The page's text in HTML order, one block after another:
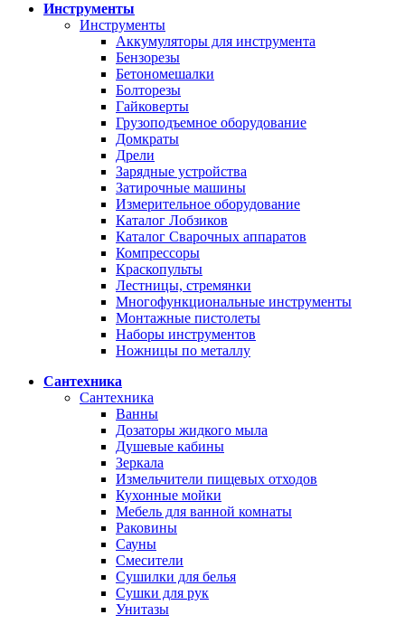
Инструменты
Инструменты
Аккумуляторы для инструмента
Бензорезы
Бетономешалки
Болторезы
Гайковерты
Грузоподъемное оборудование
Домкраты
Дрели
Зарядные устройства
Затирочные машины
Измерительное оборудование
Каталог Лобзиков
Каталог Сварочных аппаратов
Компрессоры
Краскопульты
Лестницы, стремянки
Многофункциональные инструменты
Монтажные пистолеты
Наборы инструментов
Ножницы по металлу
Сантехника
Сантехника
Ванны
Дозаторы жидкого мыла
Душевые кабины
Зеркала
Измельчители пищевых отходов
Кухонные мойки
Мебель для ванной комнаты
Раковины
Сауны
Смесители
Сушилки для белья
Сушки для рук
Унитазы